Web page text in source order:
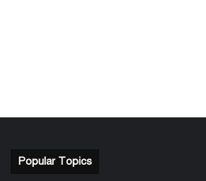
Popular Topics